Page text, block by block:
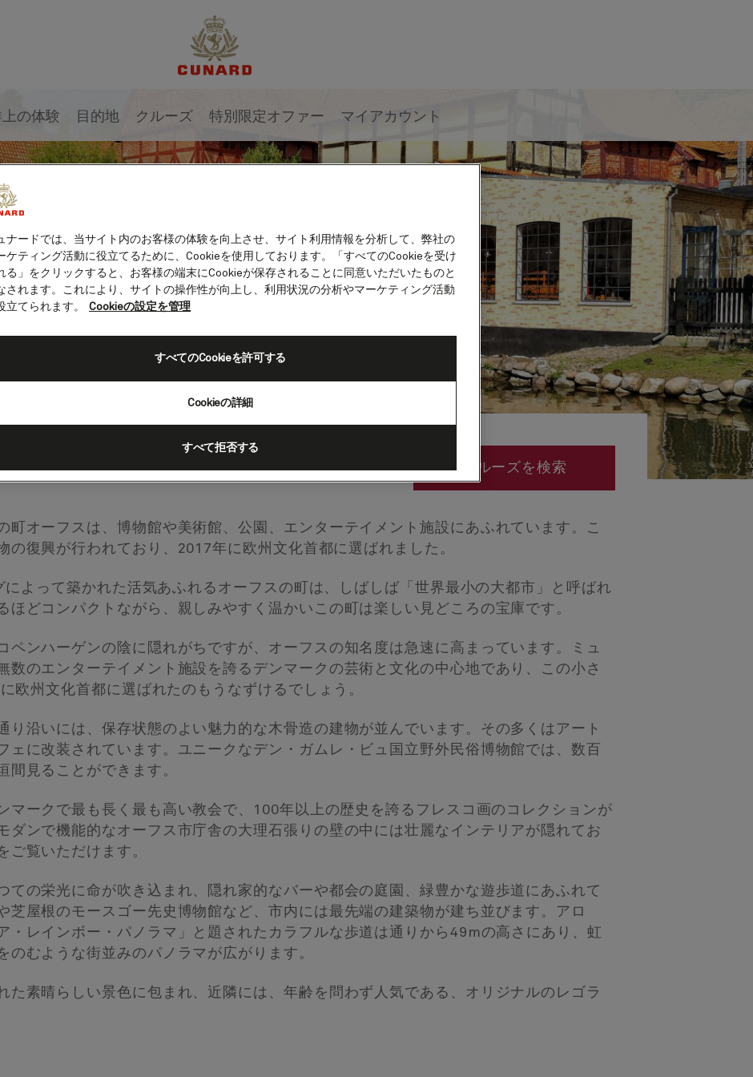
の体験 目的地 クルーズ 特別限定オファー マイアカウント
マーク）
町オーフスは、博物館や美術館、公園、エンターテイメント施設にあふれています。こ
の復興が行われており、2017年に欧州文化首都に選ばれました。
よって築かれた活気あふれるオーフスの町は、しばしば「世界最小の大都市」と呼ばれ
ほどコンパクトながら、親しみやすく温かいこの町は楽しい見どころの宝庫です。
ペンハーゲンの陰に隠れがちですが、オーフスの知名度は急速に高まっています。ミュ
数のエンターテイメント施設を誇るデンマークの芸術と文化の中心地であり、この小さ
欧州文化首都に選ばれたのもうなずけるでしょう。
り沿いには、保存状態のよい魅力的な木骨造の建物が並んでいます。その多くはアート
ェに改装されています。ユニークなデン・ガムレ・ビュ国立野外民俗博物館では、数百
間見ることができます。
マークで最も長く最も高い教会で、100年以上の歴史を誇るフレスコ画のコレクションが
ダンで機能的なオーフス市庁舎の大理石張りの壁の中には壮麗なインテリアが隠れてお
ご覧いただけます。
ての栄光に命が吹き込まれ、隠れ家的なバーや都会の庭園、緑豊かな遊歩道にあふれて
芝屋根のモースゴー先史博物館など、市内には最先端の建築物が建ち並びます。アロ
・レインボー・パノラマ」と題されたカラフルな歩道は通りから49mの高さにあり、虹
のむような街並みのパノラマが広がります。
た素晴らしい景色に包まれ、近隣には、年齢を問わず人気である、オリジナルのレゴラ
クルーズを検索
ナードでは、当サイト内のお客様の体験を向上させ、サイト利用情報を分析して、弊社の
ケティング活動に役立てるために、Cookieを使用しております。「すべてのCookieを受け
る」をクリックすると、お客様の端末にCookieが保存されることに同意いただいたものと
されます。これにより、サイトの操作性が向上し、利用状況の分析やマーケティング活動
立てられます。
Cookieの設定を管理
Cookieの詳細
すべて拒否する
すべてのCookieを許可する